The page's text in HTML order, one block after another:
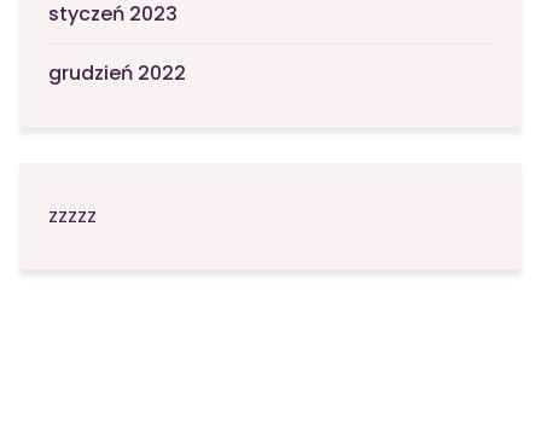
styczeń 2023
grudzień 2022
zzzzz